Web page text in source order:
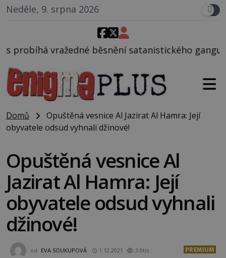
Neděle, 9. srpna 2026
satanistického gangu vedeného Charlesem
Domů
Opuštěná vesnice Al Jazirat Al Hamra: Její
obyvatele odsud vyhnali džinové!
Opuštěná vesnice Al
Jazirat Al Hamra: Její
obyvatele odsud vyhnali
džinové!
od EVA SOUKUPOVÁ 1.12.2021 3.0tis PREMIUM